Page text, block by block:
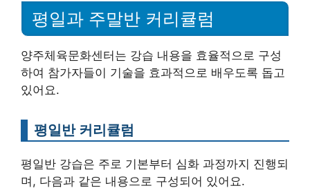
평일과 주말반 커리큘럼
양주체육문화센터는 강습 내용을 효율적으로 구성
하여 참가자들이 기술을 효과적으로 배우도록 돕고
있어요.
평일반 커리큘럼
평일반 강습은 주로 기본부터 심화 과정까지 진행되
며, 다음과 같은 내용으로 구성되어 있어요.